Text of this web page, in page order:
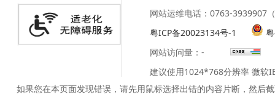
网站运维电话：0763-3939907
粤ICP备20023134号-1
网站访问量： -
建议使用1024*768分辨率 微软
如果您在本页面发现错误，请先用鼠标选择出错的内容片断，然后